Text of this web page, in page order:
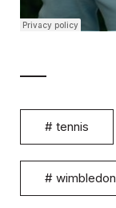
# tennis
# wimbledon